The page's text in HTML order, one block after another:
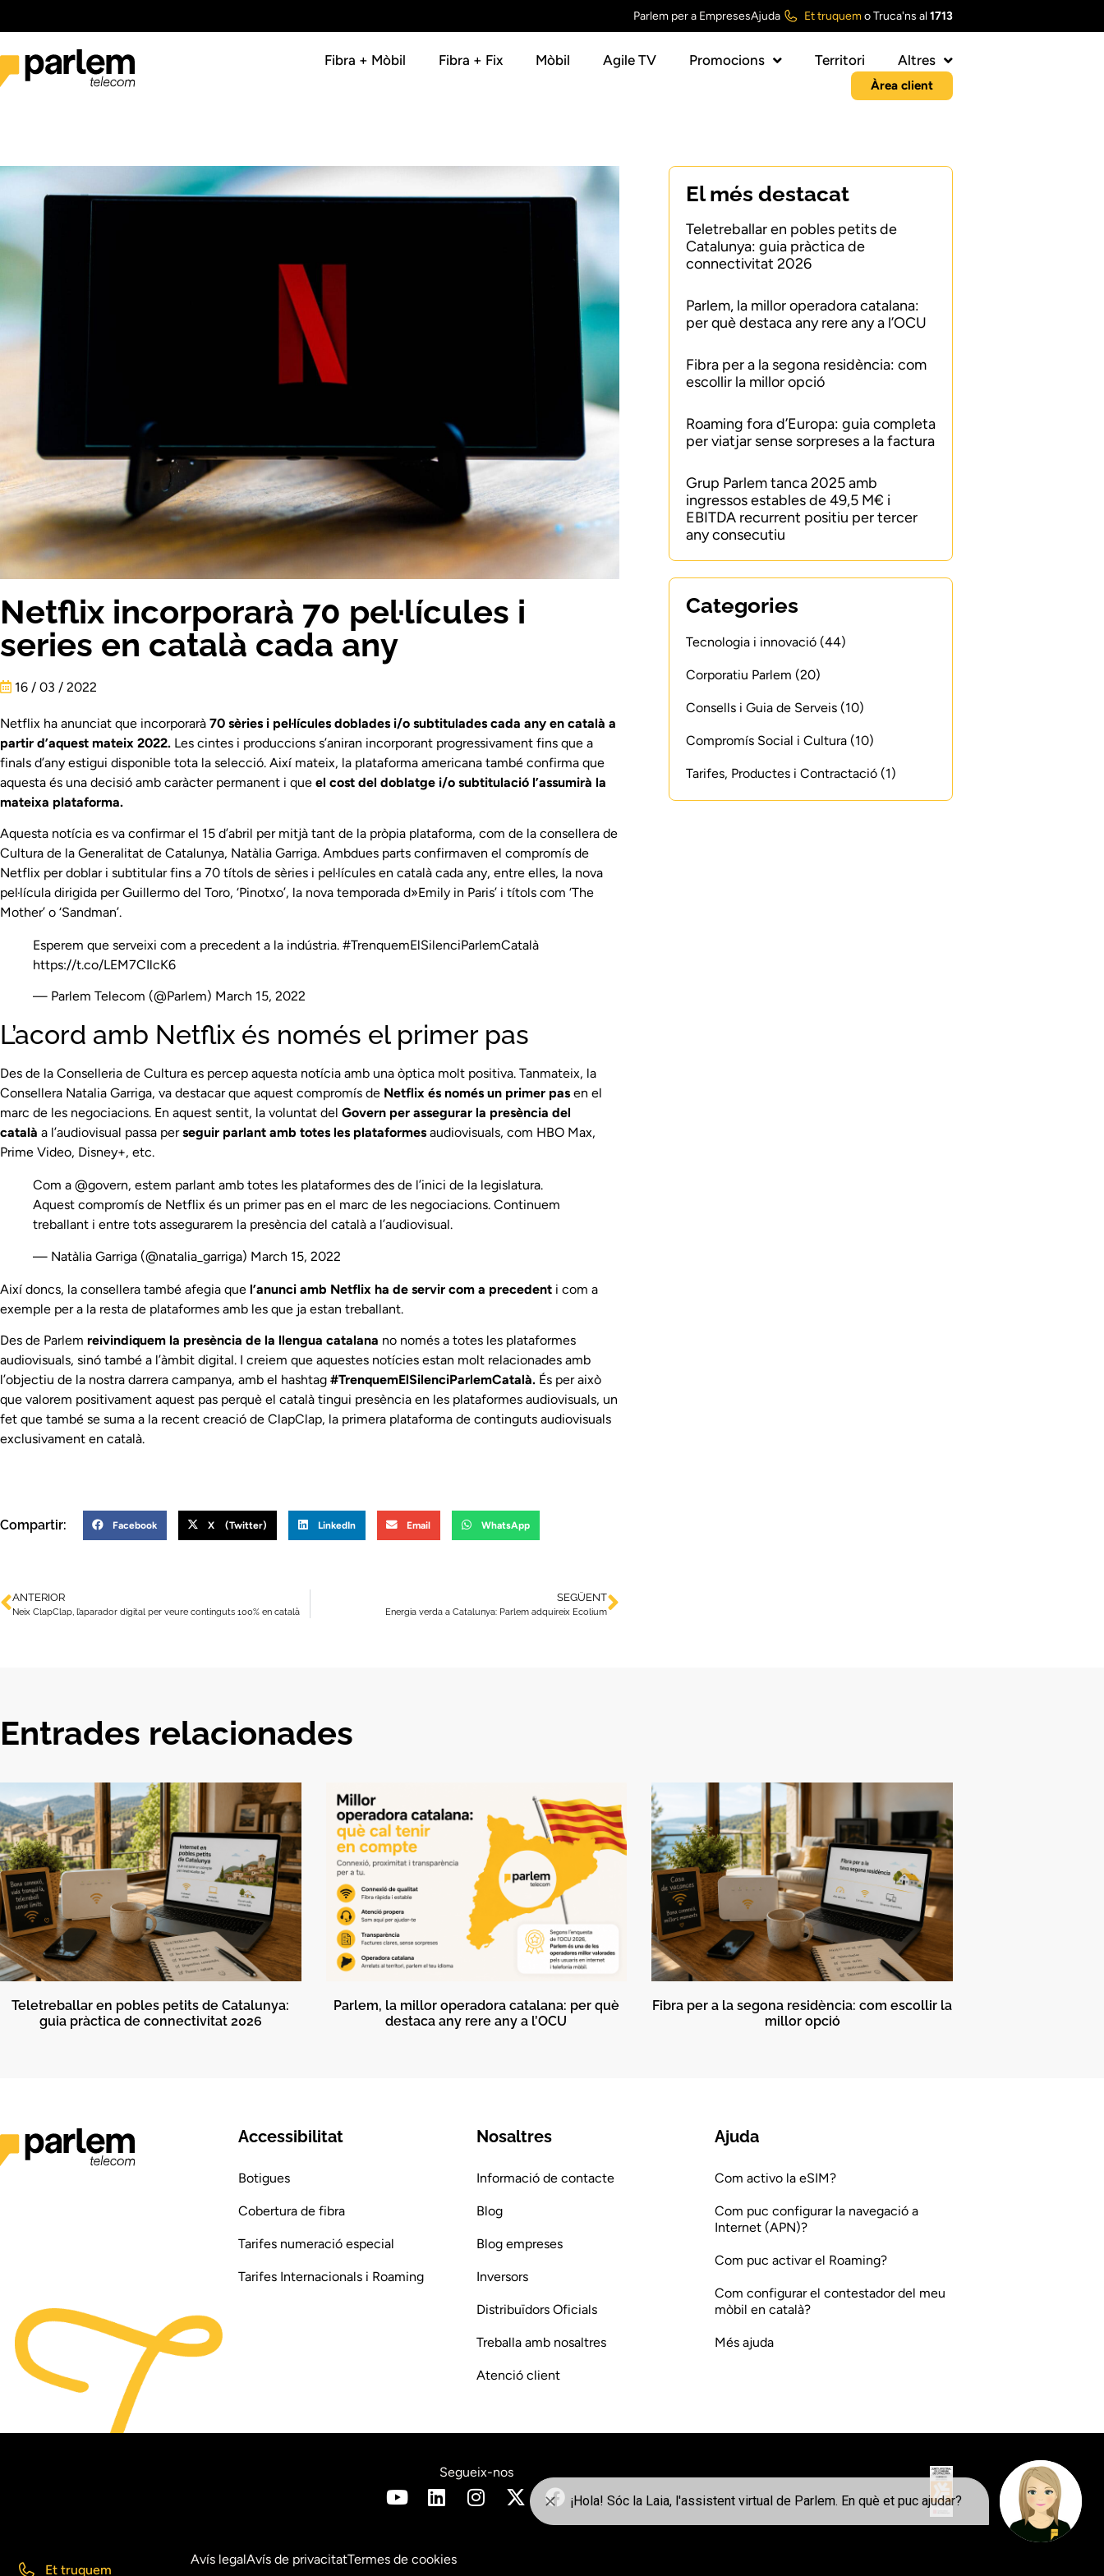
Parlem per a EmpresesAjuda Et truquemoTruca'ns al1713
Fibra + Mòbil Fibra + Fix Mòbil Agile TV Promocions Territori Altres
Àrea client
Netflix incorporarà 70 pel·lícules i
series en català cada any
16 / 03 / 2022
Netflix ha anunciat que incorporarà 70 sèries i pel·lícules doblades i/o subtitulades cada any en català a
partir d’aquest mateix 2022. Les cintes i produccions s’aniran incorporant progressivament fins que a
finals d’any estigui disponible tota la selecció. Així mateix, la plataforma americana també confirma que
aquesta és una decisió amb caràcter permanent i que el cost del doblatge i/o subtitulació l’assumirà la
mateixa plataforma.
Aquesta notícia es va confirmar el 15 d’abril per mitjà tant de la pròpia plataforma, com de la consellera de
Cultura de la Generalitat de Catalunya, Natàlia Garriga. Ambdues parts confirmaven el compromís de
Netflix per doblar i subtitular fins a 70 títols de sèries i pel·lícules en català cada any, entre elles, la nova
pel·lícula dirigida per Guillermo del Toro, ‘Pinotxo’, la nova temporada d»Emily in Paris’ i títols com ‘The
Mother’ o ‘Sandman’.
Esperem que serveixi com a precedent a la indústria. #TrenquemElSilenciParlemCatalà
https://t.co/LEM7CIlcK6
— Parlem Telecom (@Parlem) March 15, 2022
L’acord amb Netflix és només el primer pas
Des de la Conselleria de Cultura es percep aquesta notícia amb una òptica molt positiva. Tanmateix, la
Consellera Natalia Garriga, va destacar que aquest compromís de Netflix és només un primer pas en el
marc de les negociacions. En aquest sentit, la voluntat del Govern per assegurar la presència del
català a l’audiovisual passa perseguir parlant amb totes les plataformes audiovisuals, com HBO Max,
Prime Video, Disney+, etc.
Com a @govern, estem parlant amb totes les plataformes des de l’inici de la legislatura.
Aquest compromís de Netflix és un primer pas en el marc de les negociacions. Continuem
treballant i entre tots assegurarem la presència del català a l’audiovisual.
— Natàlia Garriga (@natalia_garriga) March 15, 2022
Així doncs, la consellera també afegia que l’anunci amb Netflix ha de servir com a precedent i com a
exemple per a la resta de plataformes amb les que ja estan treballant.
Des de Parlem reivindiquem la presència de la llengua catalana no només a totes les plataformes
audiovisuals, sinó també a l’àmbit digital. I creiem que aquestes notícies estan molt relacionades amb
l’objectiu de la nostra darrera campanya, amb el hashtag #TrenquemElSilenciParlemCatalà. És per això
que valorem positivament aquest pas perquè el català tingui presència en les plataformes audiovisuals, un
fet que també se suma a la recent creació de ClapClap, la primera plataforma de continguts audiovisuals
exclusivament en català.
Compartir: Facebook X (Twitter) LinkedIn Email WhatsApp
ANTERIOR
Neix ClapClap, l’aparador digital per veure continguts 100% en català
SEGÜENT
Energia verda a Catalunya: Parlem adquireix Ecolium
El més destacat
Teletreballar en pobles petits de
Catalunya: guia pràctica de
connectivitat 2026
Parlem, la millor operadora catalana:
per què destaca any rere any a l’OCU
Fibra per a la segona residència: com
escollir la millor opció
Roaming fora d’Europa: guia completa
per viatjar sense sorpreses a la factura
Grup Parlem tanca 2025 amb
ingressos estables de 49,5 M€ i
EBITDA recurrent positiu per tercer
any consecutiu
Categories
Tecnologia i innovació (44)
Corporatiu Parlem (20)
Consells i Guia de Serveis (10)
Compromís Social i Cultura (10)
Tarifes, Productes i Contractació (1)
Entrades relacionades
Teletreballar en pobles petits de Catalunya:
guia pràctica de connectivitat 2026
Parlem, la millor operadora catalana: per què
destaca any rere any a l’OCU
Fibra per a la segona residència: com escollir la
millor opció
Accessibilitat
Botigues
Cobertura de fibra
Tarifes numeració especial
Tarifes Internacionals i Roaming
Nosaltres
Informació de contacte
Blog
Blog empreses
Inversors
Distribuïdors Oficials
Treballa amb nosaltres
Atenció client
Ajuda
Com activo la eSIM?
Com puc configurar la navegació a
Internet (APN)?
Com puc activar el Roaming?
Com configurar el contestador del meu
mòbil en català?
Més ajuda
Segueix-nos
Parlem @ 2026 Avís legalAvís de privacitatTermes de cookies
Et truquem